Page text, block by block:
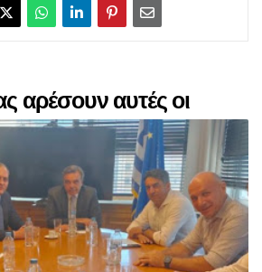
αρέσουν αυτές οι